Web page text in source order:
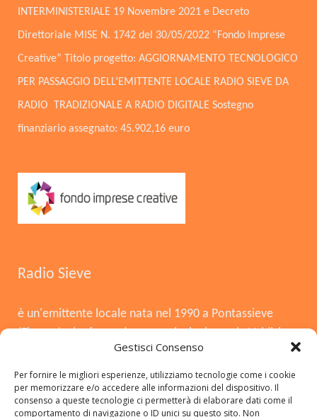
Gestisci Consenso
Per fornire le migliori esperienze, utilizziamo tecnologie come i cookie
per memorizzare e/o accedere alle informazioni del dispositivo. Il
consenso a queste tecnologie ci permetterà di elaborare dati come il
comportamento di navigazione o ID unici su questo sito. Non
INTERMINISTERIALE 19 Novembre 2021 e Decreto
Direttoriale MISE N. 1742 del 30/05/2022 “Fondo Imprese
Creative” Titolo progetto: AGGIORNAMENTO TECNOLOGICO
PER PASSAGGIO DELL’EMITTENTE LOCALE RADIO SIEVE DA
RADIO TRADIZIONALE A RADIO DIGITALE Sostegno
finanziario assegnato: 45.902,16 euro
Radio Sieve
è un'emittente locale nata nel 1990 a Pontassieve
e il Mugello. Dopo la chiusura nel 2008, è tornata in
onda il 3 agosto 2015, offrendo musica, notizie locali,
cronaca e approfondimenti. Si distingue per essere
una radio del territorio, con una forte presenza in FM,